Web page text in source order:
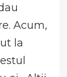
Acum,
la